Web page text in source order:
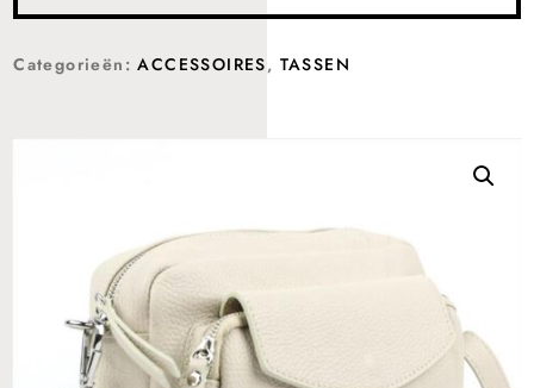
Categorieën:ACCESSOIRES, TASSEN